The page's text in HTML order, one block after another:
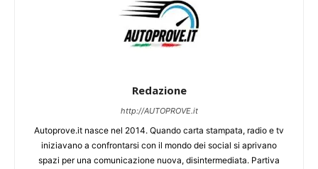
Redazione
http://AUTOPROVE.it
Autoprove.it nasce nel 2014. Quando carta stampata, radio e tv
iniziavano a confrontarsi con il mondo dei social si aprivano
spazi per una comunicazione nuova, disintermediata. Partiva